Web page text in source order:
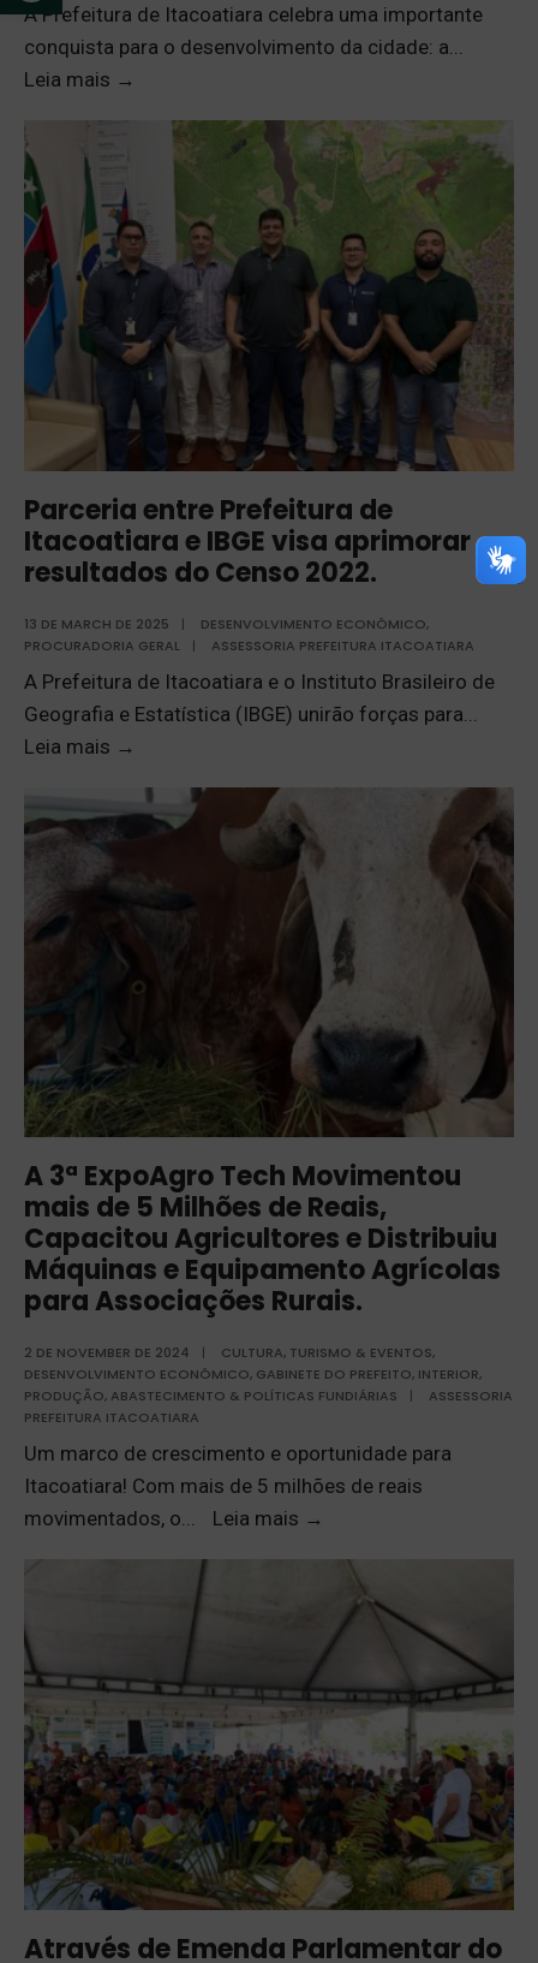
A Prefeitura de Itacoatiara celebra uma importante
conquista para o desenvolvimento da cidade: a...
Leia mais →
Parceria entre Prefeitura de
Itacoatiara e IBGE visa aprimorar
resultados do Censo 2022.
13 DE MARCH DE 2025 | DESENVOLVIMENTO ECONÔMICO,
PROCURADORIA GERAL
| ASSESSORIA PREFEITURA ITACOATIARA
A Prefeitura de Itacoatiara e o Instituto Brasileiro de
Geografia e Estatística (IBGE) unirão forças para
Leia mais →
A 3ª ExpoAgro Tech Movimentou
mais de 5 Milhões de Reais,
Capacitou Agricultores e Distribuiu
Máquinas e Equipamento Agrícolas
para Associações Rurais.
2 DE NOVEMBER DE 2024 | CULTURA, TURISMO & EVENTOS,
DESENVOLVIMENTO ECONÔMICO, GABINETE DO PREFEITO, INTERIOR,
PRODUÇÃO, ABASTECIMENTO & POLÍTICAS FUNDIÁRIAS
|
ASSESSORIA
PREFEITURA ITACOATIARA
Um marco de crescimento e oportunidade para
Itacoatiara! Com mais de 5 milhões de reais
movimentados, o... Leia mais →
Através de Emenda Parlamentar do